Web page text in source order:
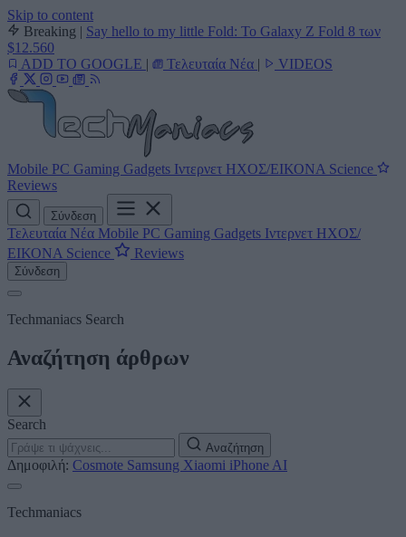
Skip to content
Breaking | Say hello to my little Fold: Το Galaxy Z Fold 8 των
$12.560
ADD TO GOOGLE | Τελευταία Νέα | VIDEOS
Mobile PC Gaming Gadgets Ιντερνετ ΗΧΟΣ/ΕΙΚΟΝΑ Science
Reviews
Σύνδεση
Τελευταία Νέα Mobile PC Gaming Gadgets Ιντερνετ ΗΧΟΣ/
ΕΙΚΟΝΑ Science Reviews
Σύνδεση
Techmaniacs Search
Αναζήτηση άρθρων
Search
Αναζήτηση
Δημοφιλή: Cosmote Samsung Xiaomi iPhone AI
Techmaniacs